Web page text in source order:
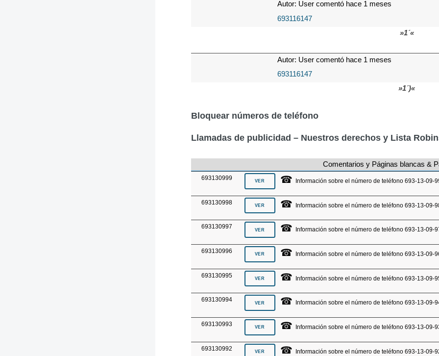
Autor: User comentó hace 1 meses
693116147
»1´«
Autor: User comentó hace 1 meses
693116147
»1´)«
Bloquear números de teléfono
Llamadas de publicidad – Nuestros derechos y Lista
Comentarios y Páginas blancas &
693130999 ☎ Información sobre el número de teléfono 693-13-09-
693130998 ☎ Información sobre el número de teléfono 693-13-09-
693130997 ☎ Información sobre el número de teléfono 693-13-09-
693130996 ☎ Información sobre el número de teléfono 693-13-09-
693130995 ☎ Información sobre el número de teléfono 693-13-09-
693130994 ☎ Información sobre el número de teléfono 693-13-09-
693130993 ☎ Información sobre el número de teléfono 693-13-09-
693130992 ☎ Información sobre el número de teléfono 693-13-09-